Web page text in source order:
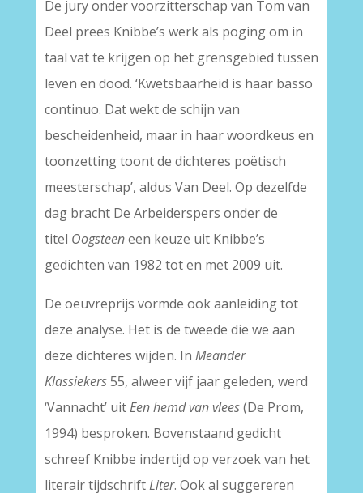
De jury onder voorzitterschap van Tom van
Deel prees Knibbe’s werk als poging om in
taal vat te krijgen op het grensgebied tussen
leven en dood. ‘Kwetsbaarheid is haar basso
continuo. Dat wekt de schijn van
bescheidenheid, maar in haar woordkeus en
toonzetting toont de dichteres poëtisch
meesterschap’, aldus Van Deel. Op dezelfde
dag bracht De Arbeiderspers onder de
titel Oogsteeneen keuze uit Knibbe’s
gedichten van 1982 tot en met 2009 uit.
De oeuvreprijs vormde ook aanleiding tot
deze analyse. Het is de tweede die we aan
deze dichteres wijden. In Meander
Klassiekers55, alweer vijf jaar geleden, werd
‘Vannacht’ uitEen hemd van vlees(De Prom,
1994) besproken. Bovenstaand gedicht
schreef Knibbe indertijd op verzoek van het
literair tijdschriftLiter. Ook al suggereren